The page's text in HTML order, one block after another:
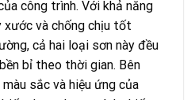
công trình. Với khả năng
xước và chống chịu tốt
cả hai loại sơn này đều
bỉ theo thời gian. Bên
sắc và hiệu ứng của